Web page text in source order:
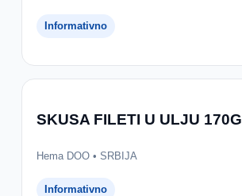
Informativno
SKUSA FILETI U ULJU 170G
Hema DOO • SRBIJA
Informativno